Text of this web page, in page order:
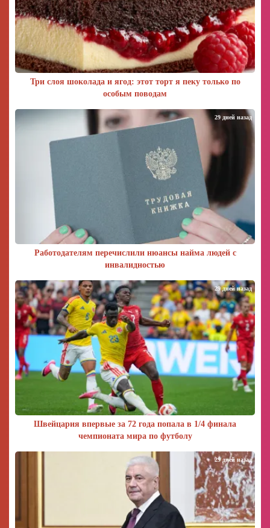
Три слоя шоколада и ягод: этот торт я пеку только по
особым поводам
Работодателям перечислили нюансы найма людей с
инвалидностью
29 дней назад
Швейцария впервые за 72 года попала в 1/4 финала
чемпионата мира по футболу
29 дней назад
29 дней назад